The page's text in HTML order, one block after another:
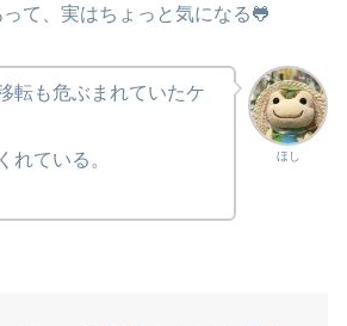
て、実はちょっと気になる🐸
ほし
転も危ぶまれていたケ
れている。